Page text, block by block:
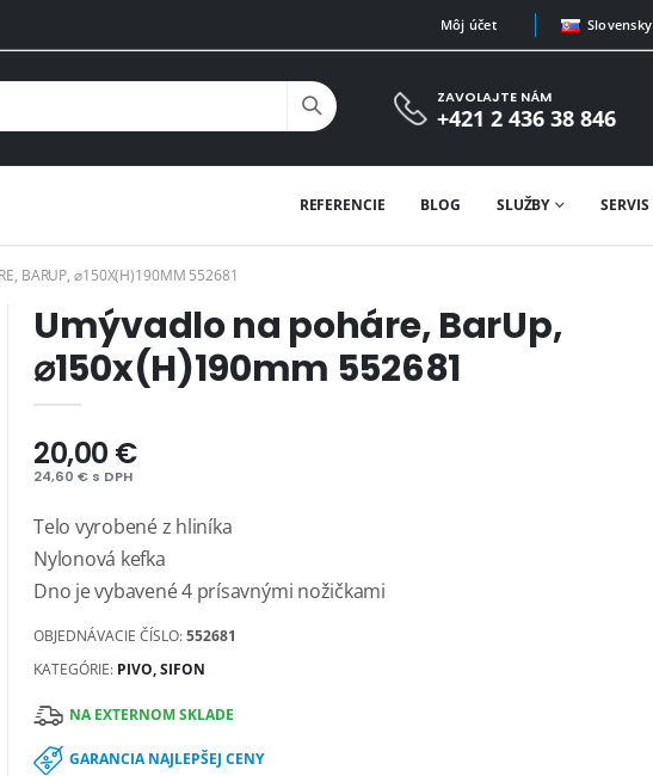
Môj účet Slovensky
ZAVOLAJTE NÁM
+421 2 436 38 846
SERVIS
SLUŽBY
BLOG
REFERENCIE
BARUP, ⌀150X(H)190MM 552681
Umývadlo na poháre, BarUp,
⌀150x(H)190mm 552681
20,00 €
24,60 € s DPH
Telo vyrobené z hliníka
Nylonová kefka
Dno je vybavené 4 prísavnými nožičkami
OBJEDNÁVACIE ČÍSLO:552681
KATEGÓRIE: PIVO, SIFON
NA EXTERNOM SKLADE
GARANCIA NAJLEPŠEJ CENY